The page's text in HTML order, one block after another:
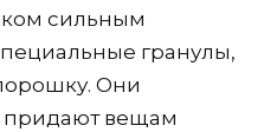
сильным
гранулы,
Они
придают вещам